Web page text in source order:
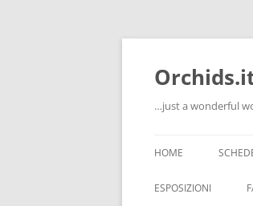
…just a wonderful
HOME
INFO
ESPOSIZIONI